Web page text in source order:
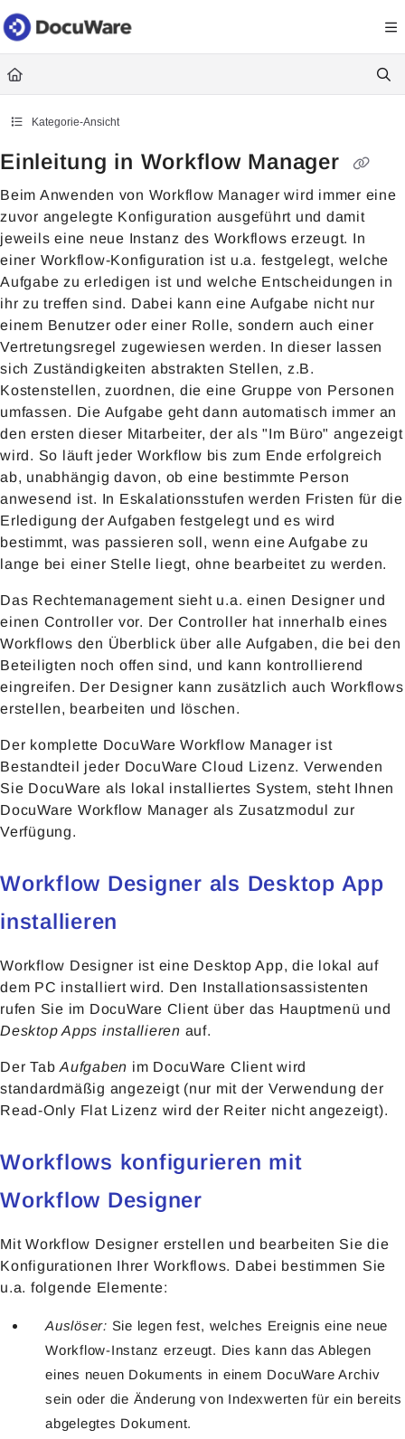
Documentation Index
Fetch the complete documentation index at: https://
Use this file to discover all available pages before exploring further.
Kategorie-Ansicht
Einleitung in Workflow Manager
Beim Anwenden von Workflow Manager wird immer eine
zuvor angelegte Konfiguration ausgeführt und damit
jeweils eine neue Instanz des Workflows erzeugt. In
einer Workflow-Konfiguration ist u.a. festgelegt, welche
Aufgabe zu erledigen ist und welche Entscheidungen in
ihr zu treffen sind. Dabei kann eine Aufgabe nicht nur
einem Benutzer oder einer Rolle, sondern auch einer
Vertretungsregel zugewiesen werden. In dieser lassen
sich Zuständigkeiten abstrakten Stellen, z.B.
Kostenstellen, zuordnen, die eine Gruppe von Personen
umfassen. Die Aufgabe geht dann automatisch immer an
den ersten dieser Mitarbeiter, der als "Im Büro" angezeigt
wird. So läuft jeder Workflow bis zum Ende erfolgreich
ab, unabhängig davon, ob eine bestimmte Person
anwesend ist. In Eskalationsstufen werden Fristen für die
Erledigung der Aufgaben festgelegt und es wird
bestimmt, was passieren soll, wenn eine Aufgabe zu
lange bei einer Stelle liegt, ohne bearbeitet zu werden.
Das Rechtemanagement sieht u.a. einen Designer und
einen Controller vor. Der Controller hat innerhalb eines
Workflows den Überblick über alle Aufgaben, die bei den
Beteiligten noch offen sind, und kann kontrollierend
eingreifen. Der Designer kann zusätzlich auch Workflows
erstellen, bearbeiten und löschen.
Der komplette DocuWare Workflow Manager ist
Bestandteil jeder DocuWare Cloud Lizenz. Verwenden
Sie DocuWare als lokal installiertes System, steht Ihnen
DocuWare Workflow Manager als Zusatzmodul zur
Verfügung.
Workflow Designer als Desktop App
installieren
Workflow Designer ist eine Desktop App, die lokal auf
dem PC installiert wird. Den Installationsassistenten
rufen Sie im DocuWare Client über das Hauptmenü und
Desktop Apps installieren auf.
Der Tab Aufgaben im DocuWare Client wird
standardmäßig angezeigt (nur mit der Verwendung der
Read-Only Flat Lizenz wird der Reiter nicht angezeigt).
Workflows konfigurieren mit
Workflow Designer
Mit Workflow Designer erstellen und bearbeiten Sie die
Konfigurationen Ihrer Workflows. Dabei bestimmen Sie
u.a. folgende Elemente:
Auslöser: Sie legen fest, welches Ereignis eine neue
Workflow-Instanz erzeugt. Dies kann das Ablegen
eines neuen Dokuments in einem DocuWare Archiv
sein oder die Änderung von Indexwerten für ein bereits
abgelegtes Dokument.